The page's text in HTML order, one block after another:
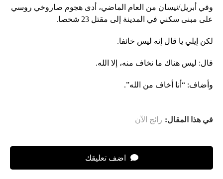
وفي أبريل/نيسان من العام الماضي، أدى هجوم صاروخي روسي
على مبنى سكني في المدينة إلى مقتل 23 شخصا.
لكن إيلي يا قال إنه ليس خائفا.
قال: ليس هناك ما نخاف منه، إلا الله.
وأضاف: “أنا أخاف من الله”.
في هذا المقال: رائج الآن
اضف تعليقك